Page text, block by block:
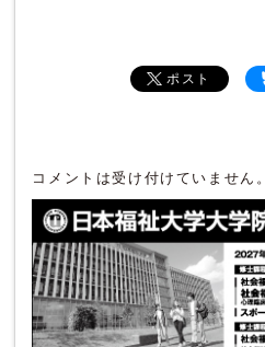
ポスト
コメントは受け付けていません。